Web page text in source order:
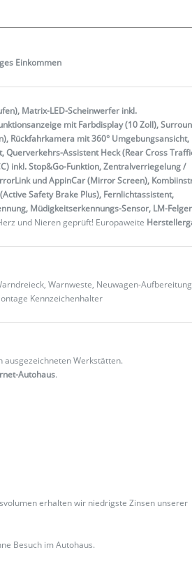
Einkommen
Matrix-LED-Scheinwerfer inkl.
mit Farbdisplay (10 Zoll),
Rückfahrkamera mit 360° Umgebungsansicht,
Assistent Heck (Rear Cross
inkl. Stop&Go-Funktion, Zentralverriegelung /
und AppinCar (Mirror Screen),
Safety Brake Plus), Fernlichtassistent,
Müdigkeitserkennungs-Sensor, LM-
und Nieren geprüft! Europaweite
Warnweste, Neuwagen-Aufbereitung
Kennzeichenhalter
ausgezeichneten Werkstätten.
Autohaus.
erhalten wir niedrigste Zinsen unserer
Besuch im Autohaus.